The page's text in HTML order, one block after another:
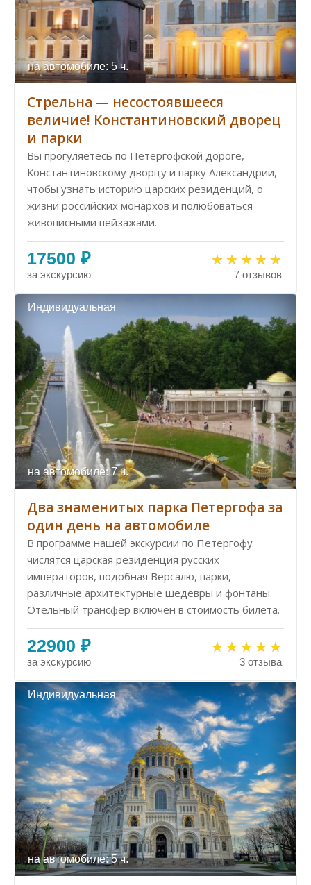
на автомобиле: 5 ч.
Стрельна — несостоявшееся
величие! Константиновский дворец
и парки
Вы прогуляетесь по Петергофской дороге,
Константиновскому дворцу и парку Александрии,
чтобы узнать историю царских резиденций, о
жизни российских монархов и полюбоваться
живописными пейзажами.
17500 ₽
за экскурсию 7 отзывов
Индивидуальная
на автомобиле: 7 ч.
Два знаменитых парка Петергофа за
один день на автомобиле
В программе нашей экскурсии по Петергофу
числятся царская резиденция русских
императоров, подобная Версалю, парки,
различные архитектурные шедевры и фонтаны.
Отельный трансфер включен в стоимость билета.
22900 ₽
за экскурсию 3 отзыва
Индивидуальная
на автомобиле: 5 ч.